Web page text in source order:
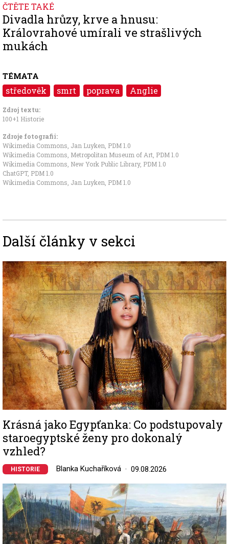
ČTĚTE TAKÉ
Divadla hrůzy, krve a hnusu:
Královrahové umírali ve strašlivých
mukách
TÉMATA
středověk smrt poprava Anglie
Zdroj textu:
100+1 Historie
Zdroje fotografii:
Wikimedia Commons, Jan Luyken PDM 1.0
Wikimedia Commons, Metropolitan Museum of Art PDM 1.0
Wikimedia Commons, New York Public Library, PDM 1.0
ChatGPT, PDM 1.0
Wikimedia Commons, Jan Luyken PDM 1.0
Další články v sekci
Image
Krásná jako Egypťanka: Co podstupovaly
staroegyptské ženy pro dokonalý
vzhled?
HISTORIE Blanka Kuchaříková 09.08.2026
Image